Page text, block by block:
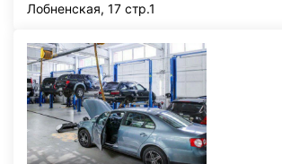
Лобненская, 17 стр.1